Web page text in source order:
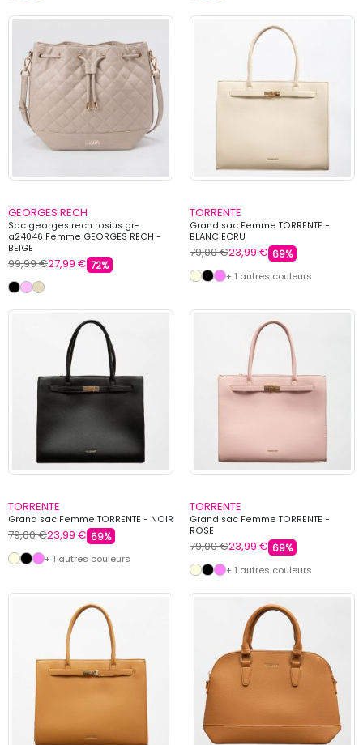
GEORGES RECH
Sac georges rech rosius gr-
a24046 Femme GEORGES RECH -
BEIGE
99,99 €27,99 € 72%
TORRENTE
Grand sac Femme TORRENTE -
BLANC ECRU
79,00 €23,99 € 69%
+ 1 autres couleurs
TORRENTE
Grand sac Femme TORRENTE - NOIR
79,00 €23,99 € 69%
+ 1 autres couleurs
TORRENTE
Grand sac Femme TORRENTE -
ROSE
79,00 €23,99 € 69%
+ 1 autres couleurs